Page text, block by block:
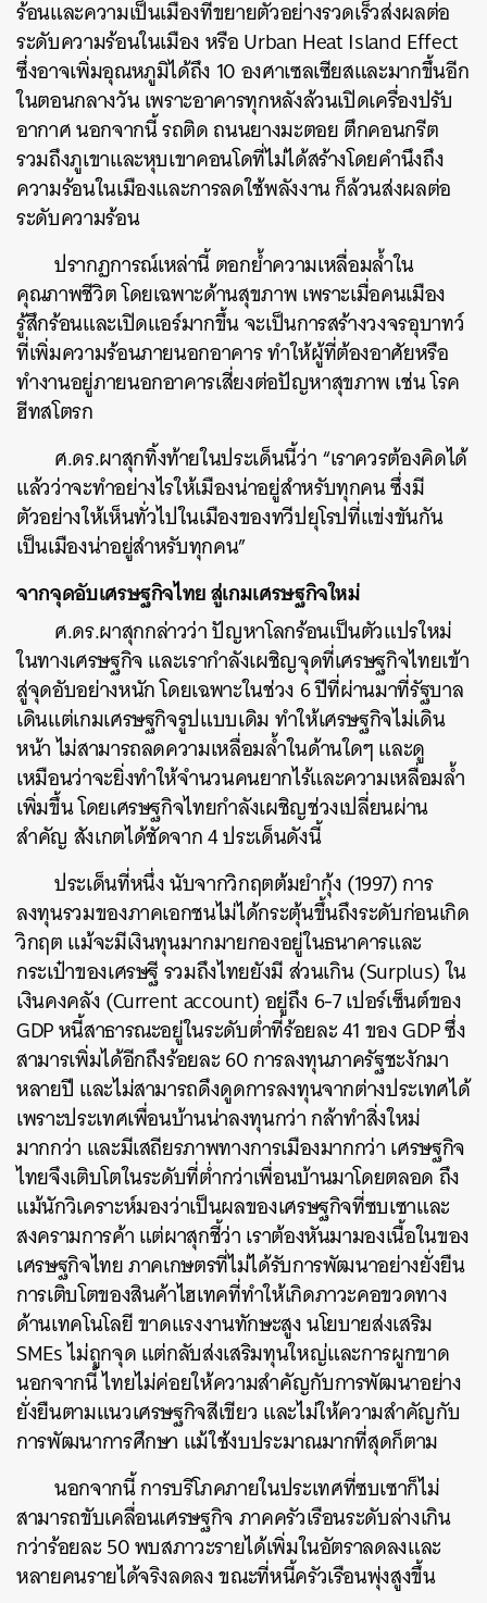
ร้อนและความเป็นเมืองที่ขยายตัวอย่างรวดเร็วส่งผลต่อ
ระดับความร้อนในเมือง หรือ Urban Heat Island Effect
ซึ่งอาจเพิ่มอุณหภูมิได้ถึง 10 องศาเซลเซียสและมากขึ้นอีก
ในตอนกลางวัน เพราะอาคารทุกหลังล้วนเปิดเครื่องปรับ
อากาศ นอกจากนี้ รถติด ถนนยางมะตอย ตึกคอนกรีต
รวมถึงภูเขาและหุบเขาคอนโดที่ไม่ได้สร้างโดยคำนึงถึง
ความร้อนในเมืองและการลดใช้พลังงาน ก็ล้วนส่งผลต่อ
ระดับความร้อน
ปรากฏการณ์เหล่านี้ ตอกย้ำความเหลื่อมล้ำใน
คุณภาพชีวิต โดยเฉพาะด้านสุขภาพ เพราะเมื่อคนเมือง
รู้สึกร้อนและเปิดแอร์มากขึ้น จะเป็นการสร้างวงจรอุบาทว์
ที่เพิ่มความร้อนภายนอกอาคาร ทำให้ผู้ที่ต้องอาศัยหรือ
ทำงานอยู่ภายนอกอาคารเสี่ยงต่อปัญหาสุขภาพ เช่น โรค
ฮีทสโตรก
ศ.ดร.ผาสุกทิ้งท้ายในประเด็นนี้ว่า “เราควรต้องคิดได้
แล้วว่าจะทำอย่างไรให้เมืองน่าอยู่สำหรับทุกคน ซึ่งมี
ตัวอย่างให้เห็นทั่วไปในเมืองของทวีปยุโรปที่แข่งขันกัน
เป็นเมืองน่าอยู่สำหรับทุกคน”
จากจุดอับเศรษฐกิจไทย สู่เกมเศรษฐกิจใหม่
ศ.ดร.ผาสุกกล่าวว่า ปัญหาโลกร้อนเป็นตัวแปรใหม่
ในทางเศรษฐกิจ และเรากำลังเผชิญจุดที่เศรษฐกิจไทยเข้า
สู่จุดอับอย่างหนัก โดยเฉพาะในช่วง 6 ปีที่ผ่านมาที่รัฐบาล
เดินแต่เกมเศรษฐกิจรูปแบบเดิม ทำให้เศรษฐกิจไม่เดิน
หน้า ไม่สามารถลดความเหลื่อมล้ำในด้านใดๆ และดู
เหมือนว่าจะยิ่งทำให้จำนวนคนยากไร้และความเหลื่อมล้ำ
เพิ่มขึ้น โดยเศรษฐกิจไทยกำลังเผชิญช่วงเปลี่ยนผ่าน
สำคัญ สังเกตได้ชัดจาก 4 ประเด็นดังนี้
ประเด็นที่หนึ่ง นับจากวิกฤตต้มยำกุ้ง (1997) การ
ลงทุนรวมของภาคเอกชนไม่ได้กระตุ้นขึ้นถึงระดับก่อนเกิด
วิกฤต แม้จะมีเงินทุนมากมายกองอยู่ในธนาคารและ
กระเป๋าของเศรษฐี รวมถึงไทยยังมี ส่วนเกิน (Surplus) ใน
เงินคงคลัง (Current account) อยู่ถึง 6-7 เปอร์เซ็นต์ของ
GDP หนี้สาธารณะอยู่ในระดับต่ำที่ร้อยละ 41 ของ GDP ซึ่ง
สามารเพิ่มได้อีกถึงร้อยละ 60 การลงทุนภาครัฐชะงักมา
หลายปี และไม่สามารถดึงดูดการลงทุนจากต่างประเทศได้
เพราะประเทศเพื่อนบ้านน่าลงทุนกว่า กล้าทำสิ่งใหม่
มากกว่า และมีเสถียรภาพทางการเมืองมากกว่า เศรษฐกิจ
ไทยจึงเติบโตในระดับที่ต่ำกว่าเพื่อนบ้านมาโดยตลอดถึง
แม้นักวิเคราะห์มองว่าเป็นผลของเศรษฐกิจที่ซบเซาและ
สงครามการค้า แต่ผาสุกชี้ว่า เราต้องหันมามองเนื้อในของ
เศรษฐกิจไทย ภาคเกษตรที่ไม่ได้รับการพัฒนาอย่างยั่งยืน
การเติบโตของสินค้าไฮเทคที่ทำให้เกิดภาวะคอขวดทาง
ด้านเทคโนโลยี ขาดแรงงานทักษะสูง นโยบายส่งเสริม
SMEs ไม่ถูกจุด แต่กลับส่งเสริมทุนใหญ่และการผูกขาด
นอกจากนี้ ไทยไม่ค่อยให้ความสำคัญกับการพัฒนาอย่าง
ยั่งยืนตามแนวเศรษฐกิจสีเขียว และไม่ให้ความสำคัญกับ
การพัฒนาการศึกษา แม้ใช้งบประมาณมากที่สุดก็ตาม
นอกจากนี้ การบริโภคภายในประเทศที่ซบเซาก็ไม่
สามารถขับเคลื่อนเศรษฐกิจ ภาคครัวเรือนระดับล่างเกิน
กว่าร้อยละ 50 พบสภาวะรายได้เพิ่มในอัตราลดลงและ
หลายคนรายได้จริงลดลง ขณะที่หนี้ครัวเรือนพุ่งสูงขึ้น